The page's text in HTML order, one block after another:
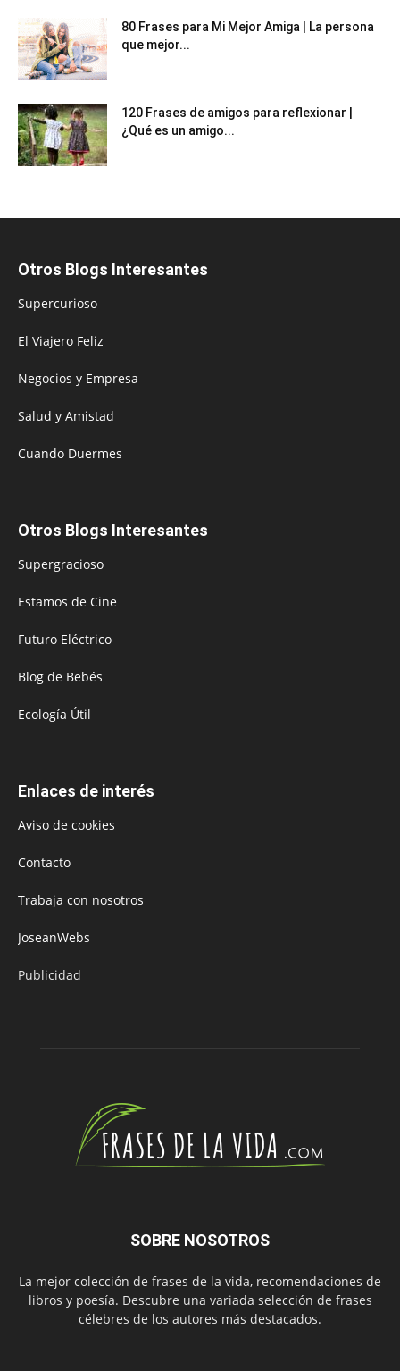
80 Frases para Mi Mejor Amiga | La persona
que mejor...
120 Frases de amigos para reflexionar |
¿Qué es un amigo...
Otros Blogs Interesantes
Supercurioso
El Viajero Feliz
Negocios y Empresa
Salud y Amistad
Cuando Duermes
Otros Blogs Interesantes
Supergracioso
Estamos de Cine
Futuro Eléctrico
Blog de Bebés
Ecología Útil
Enlaces de interés
Aviso de cookies
Contacto
Trabaja con nosotros
JoseanWebs
Publicidad
SOBRE NOSOTROS
La mejor colección de frases de la vida, recomendaciones de
libros y poesía. Descubre una variada selección de frases
célebres de los autores más destacados.